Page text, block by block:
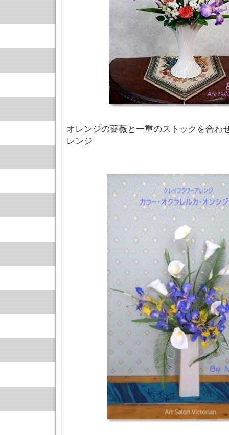
オレンジの薔薇と一重のストックを合わ
レンジ